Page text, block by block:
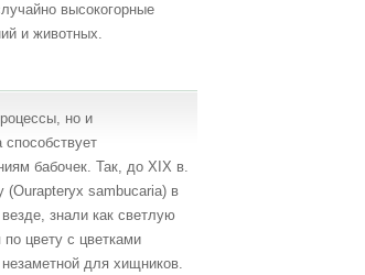
высокогорные
и животных.
но и
способствует
бабочек. Так, до XIX в.
(Ourapteryx sambucaria) в
знали как светлую
цвету с цветками
для хищников.